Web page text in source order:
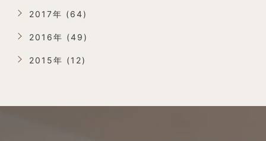
2017年 (64)
2016年 (49)
2015年 (12)